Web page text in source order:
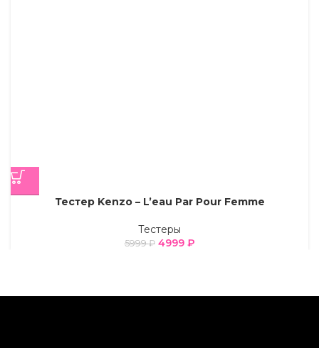
Тестер Kenzo – L’eau Par Pour Femme
Тестеры
5999₽ 4999 ₽